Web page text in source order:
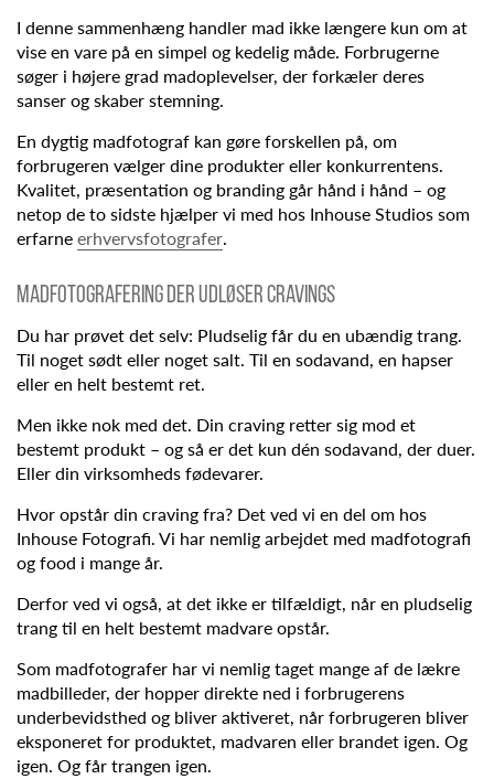
I denne sammenhæng handler mad ikke længere kun om at
vise en vare på en simpel og kedelig måde. Forbrugerne
søger i højere grad madoplevelser, der forkæler deres
sanser og skaber stemning.
En dygtig madfotograf kan gøre forskellen på, om
forbrugeren vælger dine produkter eller konkurrentens.
Kvalitet, præsentation og branding går hånd i hånd – og
netop de to sidste hjælper vi med hos Inhouse Studios som
erfarneerhvervsfotografer.
Madfotografering der udløser cravings
Du har prøvet det selv: Pludselig får du en ubændig trang.
Til noget sødt eller noget salt. Til en sodavand, en hapser
eller en helt bestemt ret.
Men ikke nok med det. Din craving retter sig mod et
bestemt produkt – og så er det kun dén sodavand, der duer.
Eller din virksomheds fødevarer.
Hvor opstår din craving fra? Det ved vi en del om hos
Inhouse Fotografi. Vi har nemlig arbejdet med madfotografi
og food i mange år.
Derfor ved vi også, at det ikke er tilfældigt, når en pludselig
trang til en helt bestemt madvare opstår.
Som madfotografer har vi nemlig taget mange af de lækre
madbilleder, der hopper direkte ned i forbrugerens
underbevidsthed og bliver aktiveret, når forbrugeren bliver
eksponeret for produktet, madvaren eller brandet igen. Og
igen. Og får trangen igen.